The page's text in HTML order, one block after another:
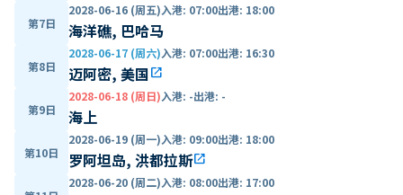
第7日
2028-06-16 (周五)入港: 07:00出港: 18:00
海洋礁, 巴哈马
第8日
2028-06-17 (周六)入港: 07:00出港: 16:30
迈阿密, 美国open_in_new
第9日
2028-06-18 (周日)入港: -出港: -
海上
第10日
2028-06-19 (周一)入港: 09:00出港: 18:00
罗阿坦岛, 洪都拉斯open_in_new
2028-06-20 (周二)入港: 08:00出港: 17:00